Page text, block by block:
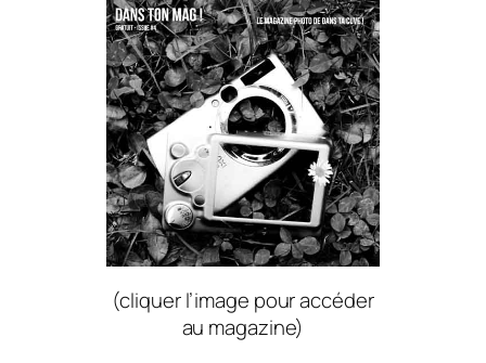
(cliquer l’image pour accéder
au magazine)